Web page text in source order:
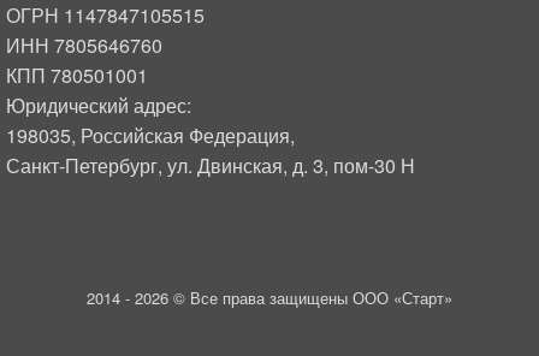
ОГРН 1147847105515
ИНН 7805646760
КПП 780501001
Юридический адрес:
198035, Российская Федерация,
Санкт-Петербург, ул. Двинская, д. 3, пом-30 Н
2014 - 2026 © Все права защищены ООО «Старт»